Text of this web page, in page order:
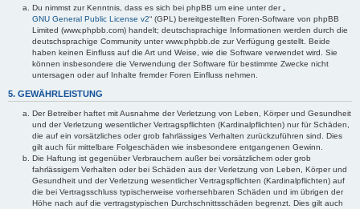
Du nimmst zur Kenntnis, dass es sich bei phpBB um eine unter der „
GNU General Public License v2“ (GPL) bereitgestellten Foren-Software von phpBB
Limited (www.phpbb.com) handelt; deutschsprachige Informationen werden durch die
deutschsprachige Community unter www.phpbb.de zur Verfügung gestellt. Beide
haben keinen Einfluss auf die Art und Weise, wie die Software verwendet wird. Sie
können insbesondere die Verwendung der Software für bestimmte Zwecke nicht
untersagen oder auf Inhalte fremder Foren Einfluss nehmen.
5. GEWÄHRLEISTUNG
Der Betreiber haftet mit Ausnahme der Verletzung von Leben, Körper und Gesundheit
und der Verletzung wesentlicher Vertragspflichten (Kardinalpflichten) nur für Schäden,
die auf ein vorsätzliches oder grob fahrlässiges Verhalten zurückzuführen sind. Dies
gilt auch für mittelbare Folgeschäden wie insbesondere entgangenen Gewinn.
Die Haftung ist gegenüber Verbrauchern außer bei vorsätzlichem oder grob
fahrlässigem Verhalten oder bei Schäden aus der Verletzung von Leben, Körper und
Gesundheit und der Verletzung wesentlicher Vertragspflichten (Kardinalpflichten) auf
die bei Vertragsschluss typischerweise vorhersehbaren Schäden und im übrigen der
Höhe nach auf die vertragstypischen Durchschnittsschäden begrenzt. Dies gilt auch